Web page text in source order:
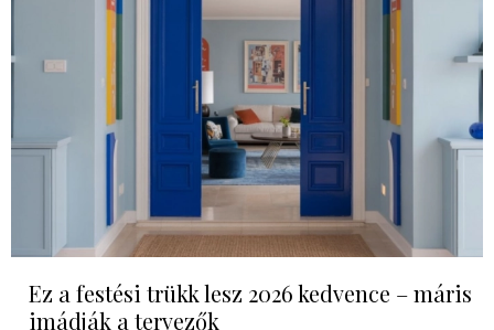
Ez a festési trükk lesz 2026 kedvence – máris
imádják a tervezők